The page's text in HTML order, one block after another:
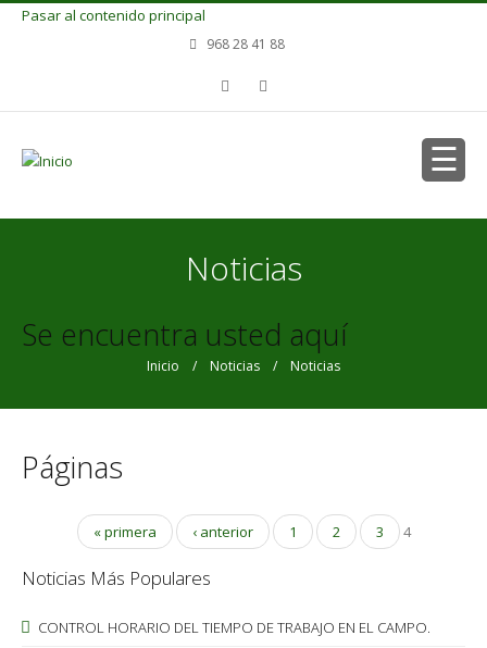
Pasar al contenido principal
968 28 41 88
Noticias
Se encuentra usted aquí
Inicio / Noticias / Noticias
Páginas
« primera ‹ anterior 1 2 3 4
Noticias Más Populares
CONTROL HORARIO DEL TIEMPO DE TRABAJO EN EL CAMPO.